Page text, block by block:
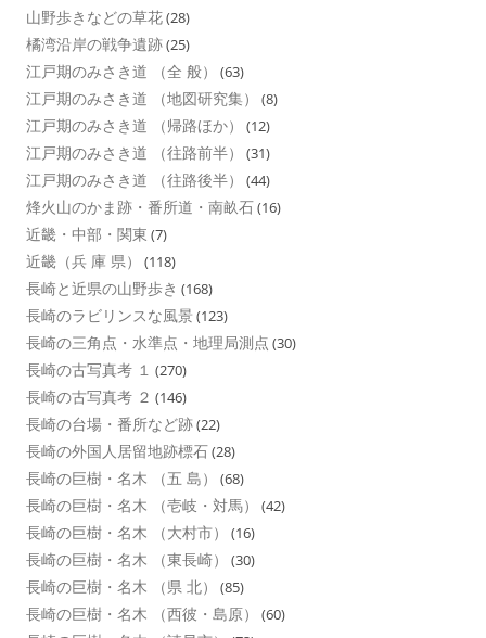
山野歩きなどの草花(28)
橘湾沿岸の戦争遺跡(25)
江戸期のみさき道 （全 般） (63)
江戸期のみさき道 （地図研究集） (8)
江戸期のみさき道 （帰路ほか） (12)
江戸期のみさき道 （往路前半） (31)
江戸期のみさき道 （往路後半） (44)
烽火山のかま跡・番所道・南畝石(16)
近畿・中部・関東 (7)
近畿（兵 庫 県） (118)
長崎と近県の山野歩き (168)
長崎のラビリンスな風景 (123)
長崎の三角点・水準点・地理局測点 (30)
長崎の古写真考 １ (270)
長崎の古写真考 ２ (146)
長崎の台場・番所など跡(22)
長崎の外国人居留地跡標石(28)
長崎の巨樹・名木 （五 島） (68)
長崎の巨樹・名木 （壱岐・対馬） (42)
長崎の巨樹・名木 （大村市） (16)
長崎の巨樹・名木 （東長崎） (30)
長崎の巨樹・名木 （県 北） (85)
長崎の巨樹・名木 （西彼・島原） (60)